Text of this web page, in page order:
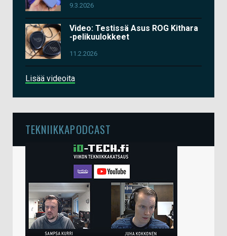
9.3.2026
Video: Testissä Asus ROG Kithara
-pelikuulokkeet
11.2.2026
Lisää videoita
TEKNIIKKAPODCAST